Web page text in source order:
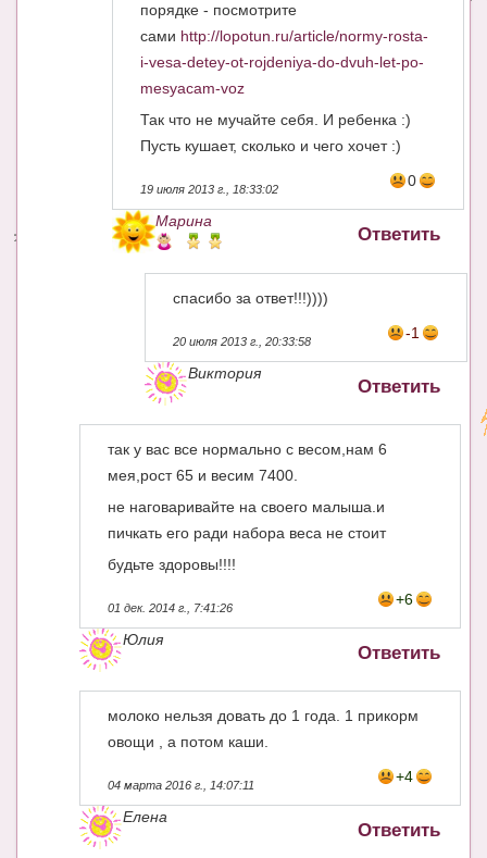
порядке - посмотрите
сами http://lopotun.ru/article/normy-rosta-
i-vesa-detey-ot-rojdeniya-do-dvuh-let-po-
mesyacam-voz
Так что не мучайте себя. И ребенка :)
Пусть кушает, сколько и чего хочет :)
0
19 июля 2013 г., 18:33:02
Ответить
Марина
спасибо за ответ!!!))))
-1
20 июля 2013 г., 20:33:58
Ответить
Виктория
так у вас все нормально с весом,нам 6
мея,рост 65 и весим 7400.
не наговаривайте на своего малыша.и
пичкать его ради набора веса не стоит
будьте здоровы!!!!
+6
01 дек. 2014 г., 7:41:26
Ответить
Юлия
молоко нельзя довать до 1 года. 1 прикорм
овощи , а потом каши.
+4
04 марта 2016 г., 14:07:11
Ответить
Елена